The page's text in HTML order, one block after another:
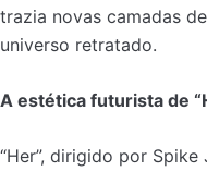
trazia novas camadas
universo retratado.
A estética futurista de
“Her”, dirigido por